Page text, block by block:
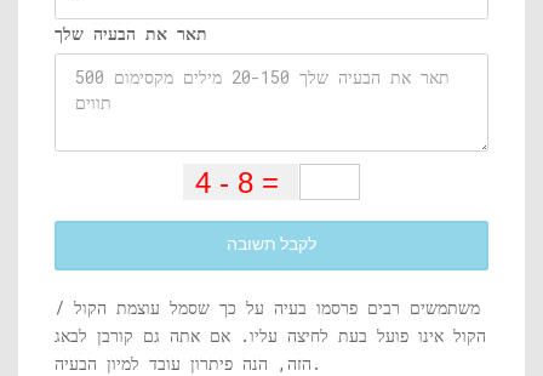
תאר את הבעיה שלך
לקבל תשובה
משתמשים רבים פרסמו בעיה על כך שסמל עוצמת הקול /
הקול אינו פועל בעת לחיצה עליו. אם אתה גם קורבן לבאג
הזה, הנה פיתרון עובד למיון הבעיה.